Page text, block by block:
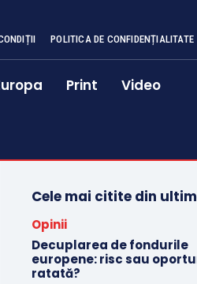
POLITICA DE CONFIDENȚIALITATE
Print Video
Cele mai citite din
Opinii
Decuplarea de fondurile
europene: risc sau
ratată?